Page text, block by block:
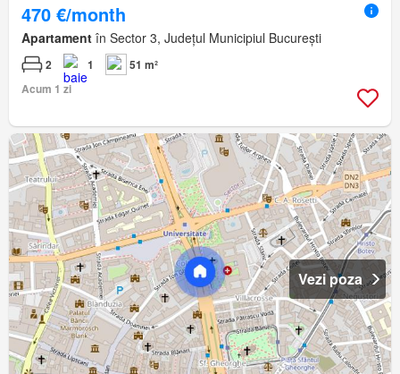
470 €/month
Apartament în Sector 3, Județul Municipiul București
2 1
51 m²
Acum 1 zi
Vezi poza